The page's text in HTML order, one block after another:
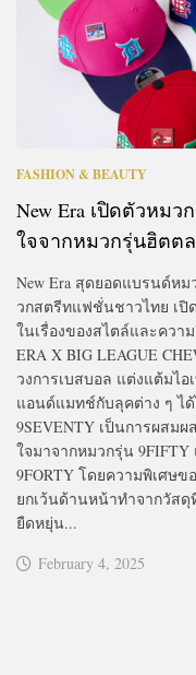
FASHION & BEAUTY
New Era เปิดตัวหมว
ใจจากหมวกรุ่นฮิตต
New Era สุดยอดแบรนด์ห
วกสตรีทแฟชั่นชาวไทย เปิ
ในเรื่องของสไตล์และควา
ERA X BIG LEAGUE
วงการเบสบอล แต่งแต้มไ
แอนด์แมทช์กับลุคต่าง ๆ ไ
9SEVENTY เป็นการผสม
ใจมาจากหมวกรุ่น
9FORTY โดยความพิเศษ
ยกเว้นด้านหน้าทำจากวัสดุ
ยืดหยุ่น...
February 4, 2025